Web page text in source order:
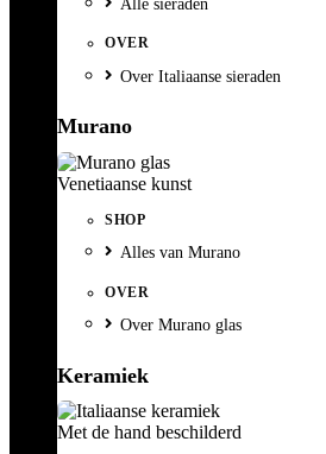
OVER
Over Italiaanse sieraden
Murano
Venetiaanse kunst
SHOP
Alles van Murano
OVER
Over Murano glas
Keramiek
Met de hand beschilderd